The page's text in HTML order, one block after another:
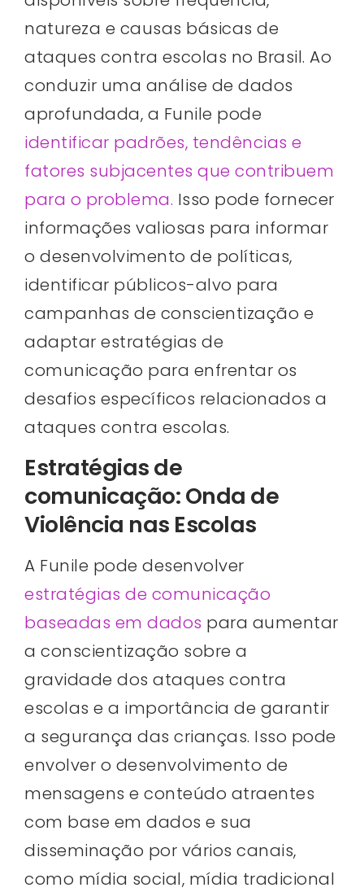
natureza e causas básicas de
ataques contra escolas no Brasil. Ao
conduzir uma análise de dados
aprofundada, a Funile pode
identificar padrões, tendências e
fatores subjacentes que contribuem
para o problema. Isso pode fornecer
informações valiosas para informar
o desenvolvimento de políticas,
identificar públicos-alvo para
campanhas de conscientização e
adaptar estratégias de
comunicação para enfrentar os
desafios específicos relacionados a
ataques contra escolas.
Estratégias de
comunicação: Onda de
Violência nas Escolas
A Funile pode desenvolver
estratégias de comunicação
baseadas em dados para aumentar
a conscientização sobre a
gravidade dos ataques contra
escolas e a importância de garantir
a segurança das crianças. Isso pode
envolver o desenvolvimento de
mensagens e conteúdo atraentes
com base em dados e sua
disseminação por vários canais,
como mídia social, mídia tradicional